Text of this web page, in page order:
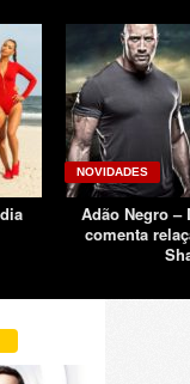
NOVIDADES
Adão Negro –
comenta